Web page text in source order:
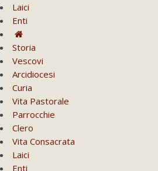
Laici
Enti
Storia
Vescovi
Arcidiocesi
Curia
Vita Pastorale
Parrocchie
Clero
Vita Consacrata
Laici
Enti